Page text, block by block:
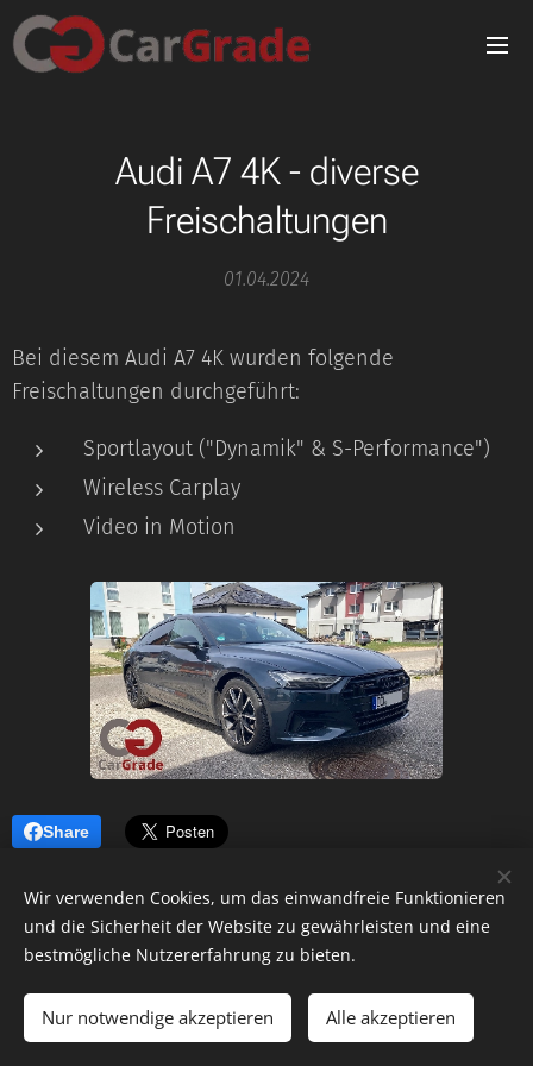
Audi A7 4K - diverse
Freischaltungen
01.04.2024
Bei diesem Audi A7 4K wurden folgende
Freischaltungen durchgeführt:
Sportlayout ("Dynamik" & S-Performance")
Wireless Carplay
Video in Motion
Share
Cookies
Wir verwenden Cookies, um das einwandfreie Funktionieren
und die Sicherheit der Website zu gewährleisten und eine
bestmögliche Nutzererfahrung zu bieten.
Nur notwendige akzeptieren Alle akzeptieren